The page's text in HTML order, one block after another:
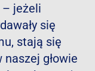
– jeżeli
się
stają się
głowie